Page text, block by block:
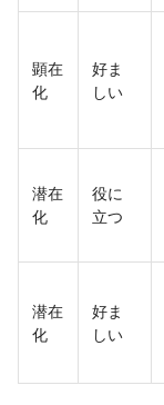
顕在
化
好ま
しい
潜在
化
役に
立つ
潜在
化
好ま
しい